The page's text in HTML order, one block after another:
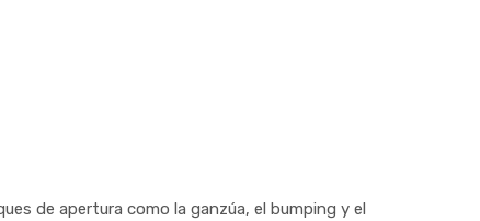
de apertura como la ganzúa, el bumping y el